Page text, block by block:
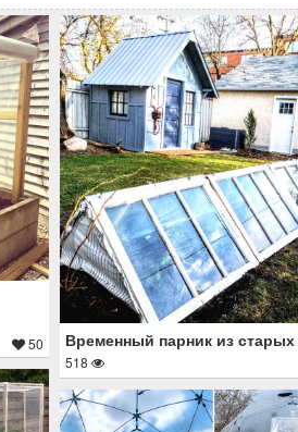
50 Временный парник из старых
518